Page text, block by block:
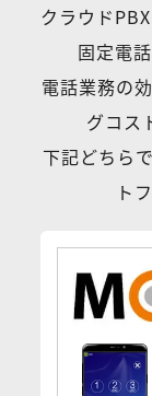
クラウド
固定電
電話業務の
グコス
下記どちら
ト